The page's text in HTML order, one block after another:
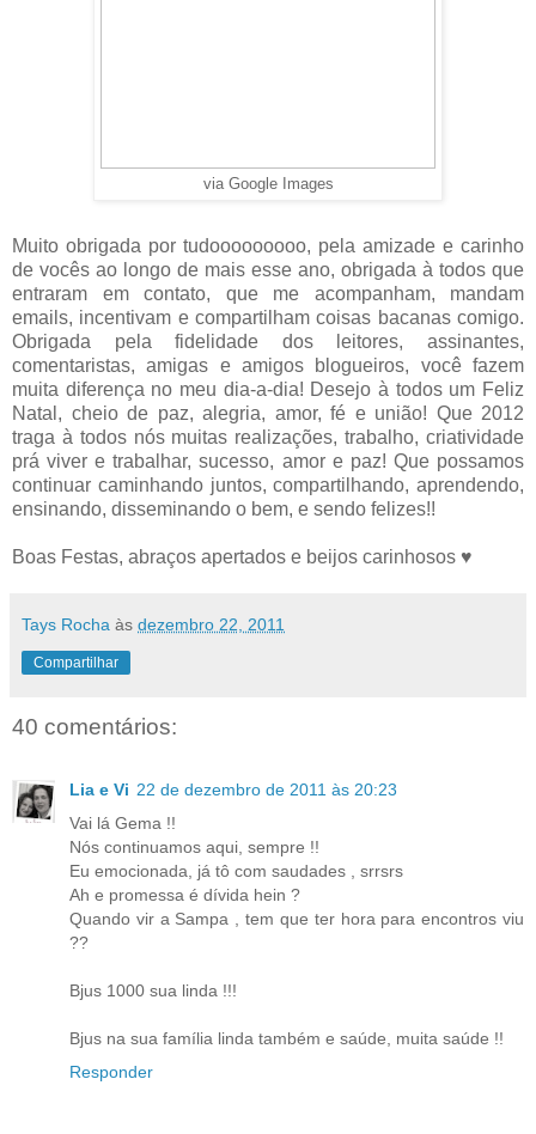
via Google Images
Muito obrigada por tudooooooooo, pela amizade e carinho
de vocês ao longo de mais esse ano, obrigada à todos que
entraram em contato, que me acompanham, mandam
emails, incentivam e compartilham coisas bacanas comigo.
Obrigada pela fidelidade dos leitores, assinantes,
comentaristas, amigas e amigos blogueiros, você fazem
muita diferença no meu dia-a-dia! Desejo à todos um Feliz
Natal, cheio de paz, alegria, amor, fé e união! Que 2012
traga à todos nós muitas realizações, trabalho, criatividade
prá viver e trabalhar, sucesso, amor e paz! Que possamos
continuar caminhando juntos, compartilhando, aprendendo,
ensinando, disseminando o bem, e sendo felizes!!
Boas Festas, abraços apertados e beijos carinhosos ♥
Tays Rocha às dezembro 22, 2011
Compartilhar
40 comentários:
Lia e Vi 22 de dezembro de 2011 às 20:23
Vai lá Gema !!
Nós continuamos aqui, sempre !!
Eu emocionada, já tô com saudades , srrsrs
Ah e promessa é dívida hein ?
Quando vir a Sampa , tem que ter hora para encontros viu
??
Bjus 1000 sua linda !!!
Bjus na sua família linda também e saúde, muita saúde !!
Responder